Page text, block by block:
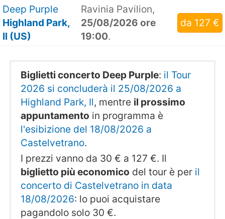
Deep Purple
Highland Park,
Il (US)
Ravinia Pavilion,
25/08/2026 ore
19:00.
da 127 €
Biglietti concerto Deep Purple: il Tour
2026 si concluderà il 25/08/2026 a
Highland Park, Il, mentre il prossimo
appuntamento in programma è
l'esibizione del 18/08/2026 a
Castelvetrano.
I prezzi vanno da 30 € a 127 €. Il
biglietto più economico del tour è per il
concerto di Castelvetrano in data
18/08/2026: lo puoi acquistare
pagandolo solo 30 €.